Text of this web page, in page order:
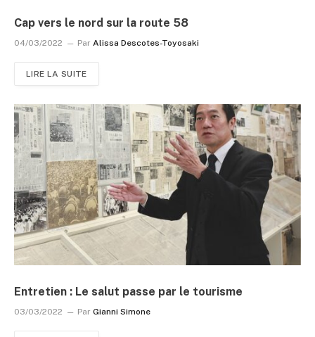
Cap vers le nord sur la route 58
04/03/2022 Par Alissa Descotes-Toyosaki
LIRE LA SUITE
Entretien : Le salut passe par le tourisme
03/03/2022 Par Gianni Simone